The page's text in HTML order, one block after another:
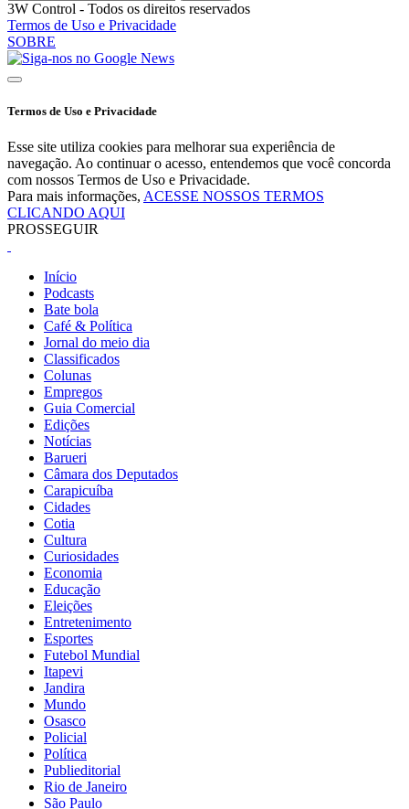
3W Control - Todos os direitos reservados
Termos de Uso e Privacidade
SOBRE
Termos de Uso e Privacidade
Esse site utiliza cookies para melhorar sua experiência de
navegação. Ao continuar o acesso, entendemos que você concorda
com nossos Termos de Uso e Privacidade.
Para mais informações, ACESSE NOSSOS TERMOS
CLICANDO AQUI
PROSSEGUIR
Início
Podcasts
Bate bola
Café & Política
Jornal do meio dia
Classificados
Colunas
Empregos
Guia Comercial
Edições
Notícias
Barueri
Câmara dos Deputados
Carapicuíba
Cidades
Cotia
Cultura
Curiosidades
Economia
Educação
Eleições
Entretenimento
Esportes
Futebol Mundial
Itapevi
Jandira
Mundo
Osasco
Policial
Política
Publieditorial
Rio de Janeiro
São Paulo